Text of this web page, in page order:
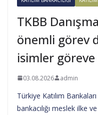
TKBB
önemli görev
isimler göreve
03.08.2026 admin
Türkiye Katılım
bankacılığı meslek ilke